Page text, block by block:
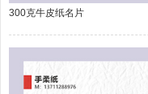
300克牛皮纸名片